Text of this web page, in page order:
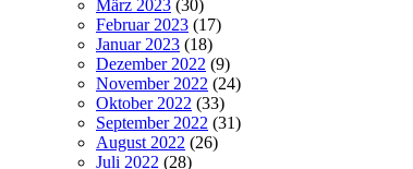
März 2023 (30)
Februar 2023 (17)
Januar 2023 (18)
Dezember 2022 (9)
November 2022 (24)
Oktober 2022 (33)
September 2022 (31)
August 2022 (26)
Juli 2022 (28)